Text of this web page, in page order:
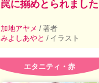
罠に搦めとられました
加地アヤメ / 著者
みよしあやと / イラスト
エタニティ・赤